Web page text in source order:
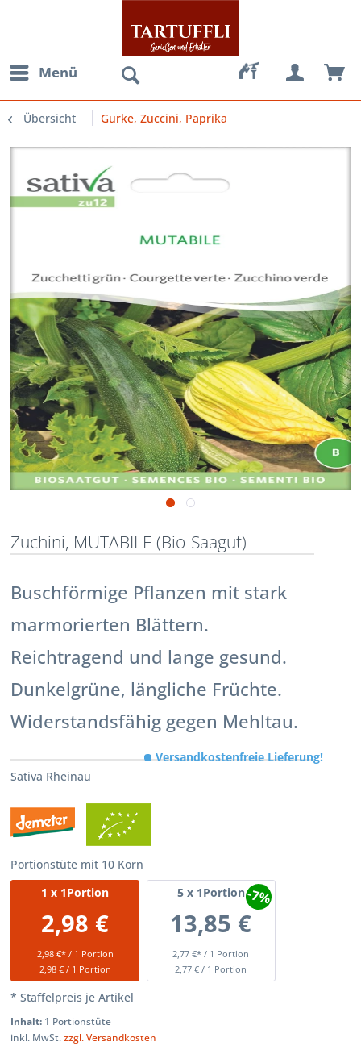
Menü
Übersicht Gurke, Zuccini, Paprika
Zuchini, MUTABILE (Bio-Saagut)
Buschförmige Pflanzen mit stark
marmorierten Blättern.
Reichtragend und lange gesund.
Dunkelgrüne, längliche Früchte.
Widerstandsfähig gegen Mehltau.
Sativa Rheinau
Portionstüte mit 10 Korn
1 x 1Portion
2,98 €
2,98 €* / 1 Portion
2,98 € / 1 Portion
5x 1Portion
13,85 €
2,77 €* / 1 Portion
-7%
2,77 € / 1 Portion
* Staffelpreis je Artikel
Inhalt: 1 Portionstüte
inkl. MwSt.zzgl. Versandkosten
Versandkostenfreie Lieferung!